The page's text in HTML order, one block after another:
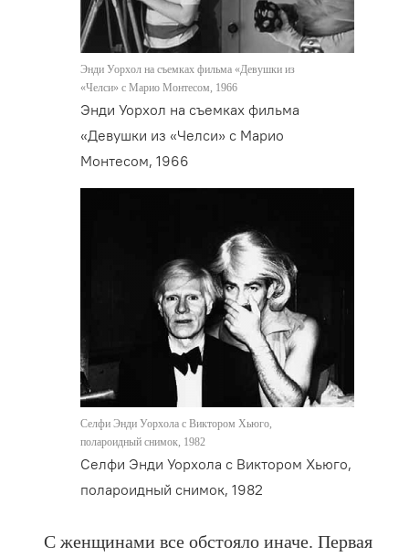
Энди Уорхол на съемках фильма «Девушки из
«Челси» с Марио Монтесом, 1966
Энди Уорхол на съемках фильма
«Девушки из «Челси» с Марио
Монтесом, 1966
Селфи Энди Уорхола с Виктором Хьюго,
полароидный снимок, 1982
Селфи Энди Уорхола с Виктором Хьюго,
полароидный снимок, 1982
С женщинами все обстояло иначе. Первая